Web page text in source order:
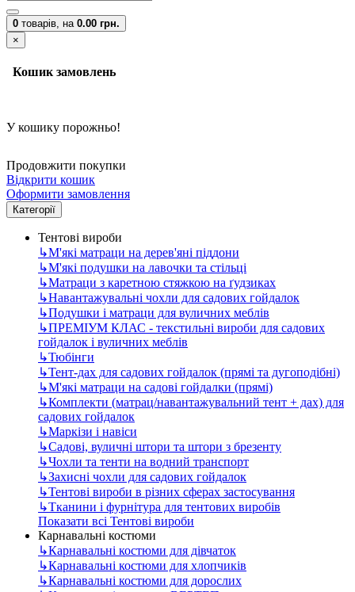
0 товарів, на 0.00 грн.
×
Кошик замовлень
У кошику порожньо!
Продовжити покупки
Відкрити кошик
Оформити замовлення
Категорії
Тентові вироби
↳М'які матраци на дерев'яні піддони
↳М'які подушки на лавочки та стільці
↳Матраци з каретною стяжкою на ґудзиках
↳Навантажувальні чохли для садових гойдалок
↳Подушки і матраци для вуличних меблів
↳ПРЕМІУМ КЛАС - текстильні вироби для садових
гойдалок і вуличних меблів
↳Тюбінги
↳Тент-дах для садових гойдалок (прямі та дугоподібні)
↳М'які матраци на садові гойдалки (прямі)
↳Комплекти (матрац/навантажувальний тент + дах) для
садових гойдалок
↳Маркізи і навіси
↳Садові, вуличні штори та штори з брезенту
↳Чохли та тенти на водний транспорт
↳Захисні чохли для садових гойдалок
↳Тентові вироби в різних сферах застосування
↳Тканини і фурнітура для тентових виробів
Показати всі Тентові вироби
Карнавальні костюми
↳Карнавальні костюми для дівчаток
↳Карнавальні костюми для хлопчиків
↳Карнавальні костюми для дорослих